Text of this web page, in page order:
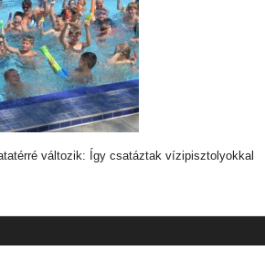
változik: Így csatáztak vízipisztolyokkal